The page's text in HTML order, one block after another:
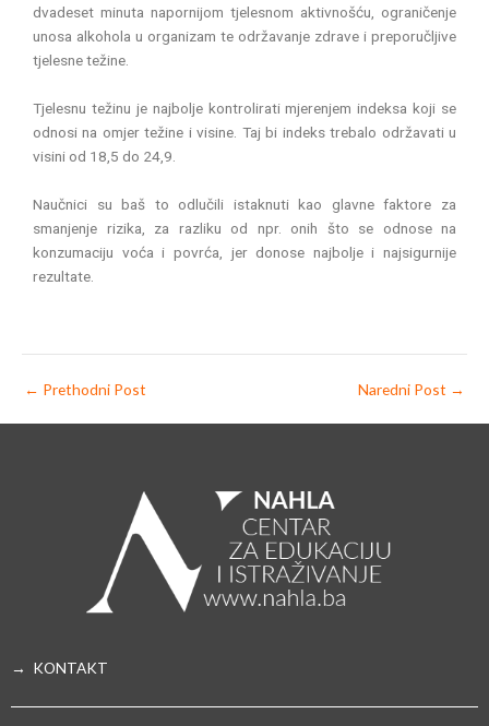
dvadeset minuta napornijom tjelesnom aktivnošću, ograničenje
unosa alkohola u organizam te održavanje zdrave i preporučljive
tjelesne težine.
Tjelesnu težinu je najbolje kontrolirati mjerenjem indeksa koji se
odnosi na omjer težine i visine. Taj bi indeks trebalo održavati u
visini od 18,5 do 24,9.
Naučnici su baš to odlučili istaknuti kao glavne faktore za
smanjenje rizika, za razliku od npr. onih što se odnose na
konzumaciju voća i povrća, jer donose najbolje i najsigurnije
rezultate.
← Prethodni Post Naredni Post →
→ KONTAKT